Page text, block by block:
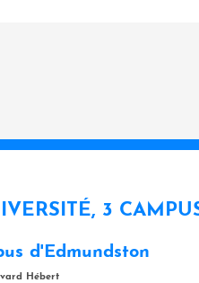
3
d'Edmundston
Hébert